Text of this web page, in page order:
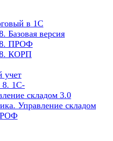
в 1С
Базовая версия
8. ПРОФ
8. КОРП
учет
8. 1С-
складом 3.0
Управление складом